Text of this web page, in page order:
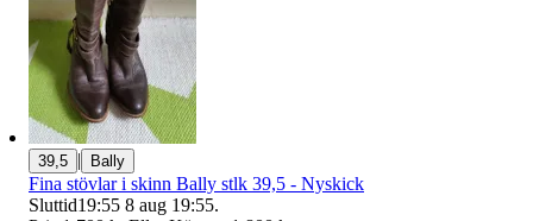
39,5 | Bally
Fina stövlar i skinn Bally stlk 39,5 - Nyskick
Sluttid19:55 8 aug 19:55.